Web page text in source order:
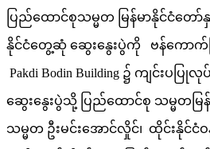
ပြည်ထောင်စုသမ္မတ မြန်မာနိုင်ငံတေ
နိုင်ငံတွေ့ဆုံ ဆွေးနွေးပွဲကို ဗန်ကော
Pakdi Bodin Building ၌ ကျင်းပ
ဆွေးနွေးပွဲသို့ ပြည်ထောင်စု သမ္မတမြ
သမ္မတ ဦးမင်းအောင်လှိုင်၊ ထိုင်းနိုင်ငံ